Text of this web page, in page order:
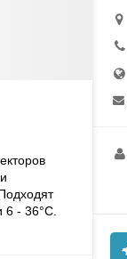
6 - 36°С.